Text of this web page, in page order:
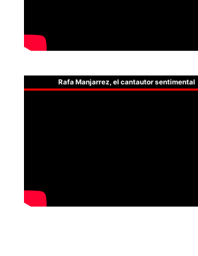
Rafa Manjarrez, el cantautor sentimental